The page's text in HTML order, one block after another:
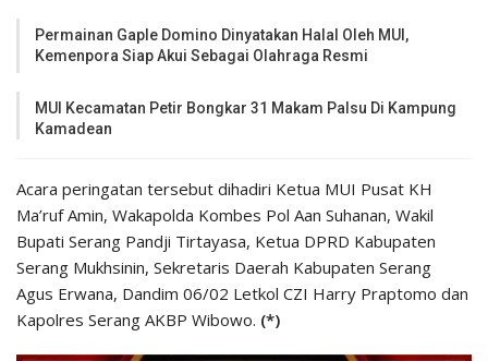
Permainan Gaple Domino Dinyatakan Halal Oleh MUI,
Kemenpora Siap Akui Sebagai Olahraga Resmi
MUI Kecamatan Petir Bongkar 31 Makam Palsu Di Kampung
Kamadean
Acara peringatan tersebut dihadiri Ketua MUI Pusat KH
Ma’ruf Amin, Wakapolda Kombes Pol Aan Suhanan, Wakil
Bupati Serang Pandji Tirtayasa, Ketua DPRD Kabupaten
Serang Mukhsinin, Sekretaris Daerah Kabupaten Serang
Agus Erwana, Dandim 06/02 Letkol CZI Harry Praptomo dan
Kapolres Serang AKBP Wibowo. (*)